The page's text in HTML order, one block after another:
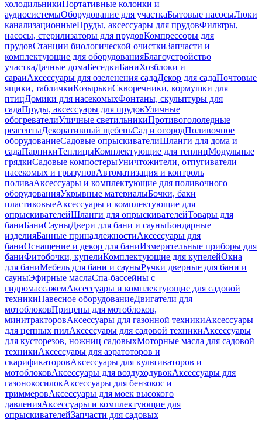
холодильникиПортативные колонки и
аудиосистемыОборудование для участкаБытовые насосыЛюки
канализационныеПруды, аксессуары для прудовФильтры,
насосы, стерилизаторы для прудовКомпрессоры для
прудовСтанции биологической очисткиЗапчасти и
комплектующие для оборудованияБлагоустройство
участкаДачные домаБеседкиБаниХозблоки и
сараиАксессуары для озеленения садаДекор для садаПочтовые
ящики, табличкиКозырькиСкворечники, кормушки для
птицДомики для насекомыхФонтаны, скульптуры для
садаПруды, аксессуары для прудовУличные
обогревателиУличные светильникиПротивогололедные
реагентыДекоративный щебеньСад и огородПоливочное
оборудованиеСадовые опрыскивателиШланги для дома и
садаПарникиТеплицыКомплектующие для теплицМодульные
грядкиСадовые компостерыУничтожители, отпугиватели
насекомых и грызуновАвтоматизация и контроль
поливаАксессуары и комплектующие для поливочного
оборудованияУкрывные материалыБочки, баки
пластиковыеАксессуары и комплектующие для
опрыскивателейШланги для опрыскивателейТовары для
баниБаниСауныДвери для бани и сауныБондарные
изделияБанные принадлежностиАксессуары для
баниОснащение и декор для баниИзмерительные приборы для
баниФитобочки, купелиКомплектующие для купелейОкна
для баниМебель для бани и сауныРучки дверные для бани и
сауныЭфирные маслаСпа-бассейны с
гидромассажемАксессуары и комплектующие для садовой
техникиНавесное оборудованиеДвигатели для
мотоблоковПрицепы для мотоблоков,
минитракторовАксессуары для газонной техникиАксессуары
для цепных пилАксессуары для садовой техникиАксессуары
для кусторезов, ножниц садовыхМоторные масла для садовой
техникиАксессуары для аэратоторов и
скарификаторовАксессуары для культиваторов и
мотоблоковАксессуары для воздуходувокАксессуары для
газонокосилокАксессуары для бензокос и
триммеровАксессуары для моек высокого
давленияАксессуары и комплектующие для
опрыскивателейЗапчасти для садовых